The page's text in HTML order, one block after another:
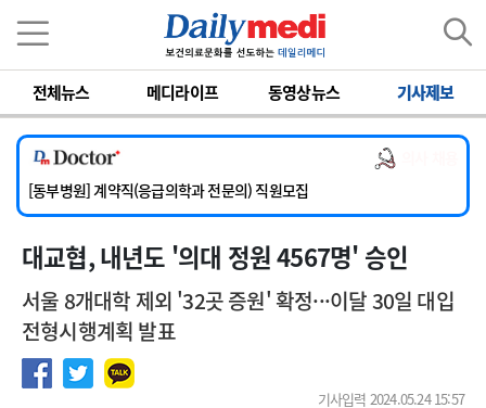
전체뉴스 메디라이프 동영상뉴스 기사제보
[서울아산병원] 2026년 하반기 인턴 모집
[영남대학교의료원] 마취통증의학과 임기제 임상의사 채용
[충남대학교병원] 소아청소년과(소아응급전담) 계약직 의사 공개채용
[동부병원] 계약직(응급의학과 전문의) 직원모집
[이대목동병원] 하반기 전공의(레지던트1년차) 모집
[서울아산병원] 2026년 하반기 인턴 모집
대교협, 내년도 '의대 정원 4567명' 승인
서울 8개대학 제외 '32곳 증원' 확정···이달 30일 대입
전형시행계획 발표
기사입력 2024.05.24 15:57